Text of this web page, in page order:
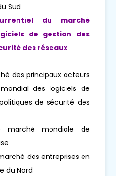
Sud
du marché
de gestion des
des réseaux
des principaux acteurs
des logiciels de
de sécurité des
marché mondiale de
des entreprises en
du Nord